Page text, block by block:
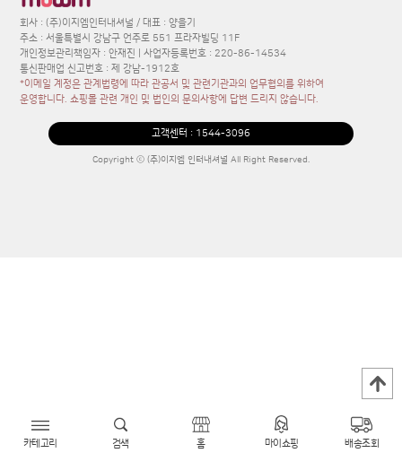
카테고리 검색 홈 마이쇼핑 배송조회
회사 : (주)이지엠인터내셔널 / 대표 : 양을기
주소 : 서울특별시 강남구 언주로 551 프라자빌딩 11F
개인정보관리책임자 : 안재진 | 사업자등록번호 : 220-86-14534
통신판매업 신고번호 : 제 강남-1912호
*이메일 계정은 관계법령에 따라 관공서 및 관련기관과의 업무협의를 위하여
운영합니다. 쇼핑몰 관련 개인 및 법인의 문의사항에 답변 드리지 않습니다.
고객센터 : 1544-3096
Copyright ⓒ (주)이지엠 인터내셔널 All Right Reserved.